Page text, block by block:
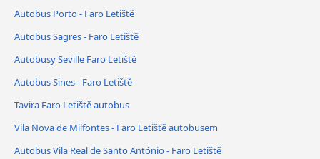
Autobus Porto - Faro Letiště
Autobus Sagres - Faro Letiště
Autobusy Seville Faro Letiště
Autobus Sines - Faro Letiště
Tavira Faro Letiště autobus
Vila Nova de Milfontes - Faro Letiště autobusem
Autobus Vila Real de Santo António - Faro Letiště